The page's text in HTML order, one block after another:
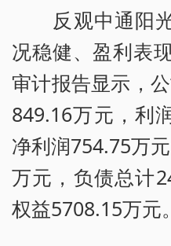
反观中通阳光
况稳健、盈利表
审计报告显示，
849.16万元，利
净利润754.75万
万元，负债总计
权益5708.15万元。